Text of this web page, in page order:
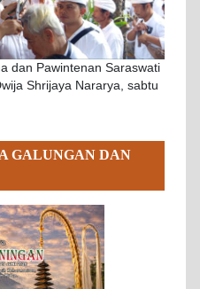
dan Pawintenan Saraswati
Shrijaya Nararya, sabtu
GALUNGAN DAN